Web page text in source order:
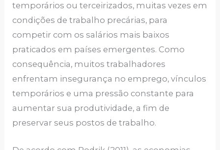
temporários ou terceirizados, muitas vezes em
condições de trabalho precárias, para
competir com os salários mais baixos
praticados em países emergentes. Como
consequência, muitos trabalhadores
enfrentam insegurança no emprego, vínculos
temporários e uma pressão constante para
aumentar sua produtividade, a fim de
preservar seus postos de trabalho.